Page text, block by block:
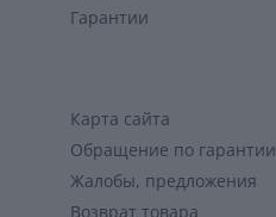
Гарантии
Карта сайта
Обращение по гарантии
Жалобы, предложения
Возврат товара